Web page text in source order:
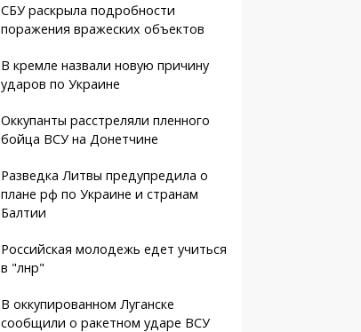
СБУ раскрыла подробности
поражения вражеских объектов
В кремле назвали новую причину
ударов по Украине
Оккупанты расстреляли пленного
бойца ВСУ на Донетчине
Разведка Литвы предупредила о
плане рф по Украине и странам
Балтии
Российская молодежь едет учиться
в "лнр"
В оккупированном Луганске
сообщили о ракетном ударе ВСУ